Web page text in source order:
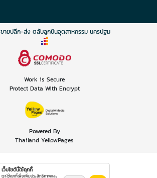
ขายปลีก-ส่ง ตลับลูกปืนอุตสาหกรรม นครปฐม
Work is Secure
Protect Data With Encrypt
Powered By
Thailand YellowPages
เว็บไซต์นี้ใช้คุกกี้
เราใช้คุกกี้เพื่อเพิ่มประสิทธิภาพและ